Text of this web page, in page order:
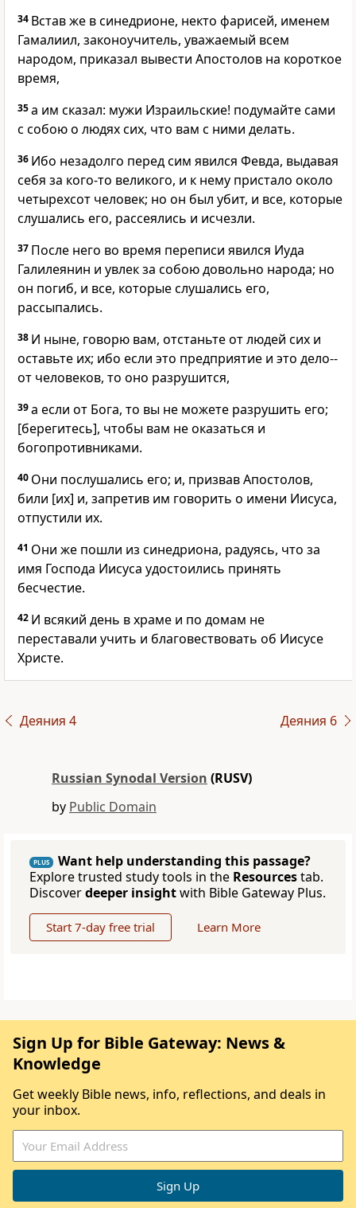
34 Встав же в синедрионе, некто фарисей, именем
Гамалиил, законоучитель, уважаемый всем
народом, приказал вывести Апостолов на короткое
время,
35а им сказал: мужи Израильские! подумайте сами
с собою о людях сих, что вам с ними делать.
36 Ибо незадолго перед сим явился Февда, выдавая
себя за кого-то великого, и к нему пристало около
четырехсот человек; но он был убит, и все, которые
слушались его, рассеялись и исчезли.
37 После него во время переписи явился Иуда
Галилеянин и увлек за собою довольно народа; но
он погиб, и все, которые слушались его,
рассыпались.
38 И ныне, говорю вам, отстаньте от людей сих и
оставьте их; ибо если это предприятие и это дело--
от человеков, то оно разрушится,
39а если от Бога, то вы не можете разрушить его;
[берегитесь], чтобы вам не оказаться и
богопротивниками.
40 Они послушались его; и, призвав Апостолов,
били [их] и, запретив им говорить о имени Иисуса,
отпустили их.
41 Они же пошли из синедриона, радуясь, что за
имя Господа Иисуса удостоились принять
бесчестие.
42 И всякий день в храме и по домам не
переставали учить и благовествовать об Иисусе
Христе.
Деяния 4 Деяния 6
Russian Synodal Version (RUSV)
by Public Domain
PLUS
Want help understanding this passage?
Explore trusted study tools in the Resourcestab.
Discoverdeeper insightwith Bible Gateway Plus.
Start 7-day free trial Learn More
Sign Up for Bible Gateway: News &
Knowledge
Get weekly Bible news, info, reflections, and deals in
your inbox.